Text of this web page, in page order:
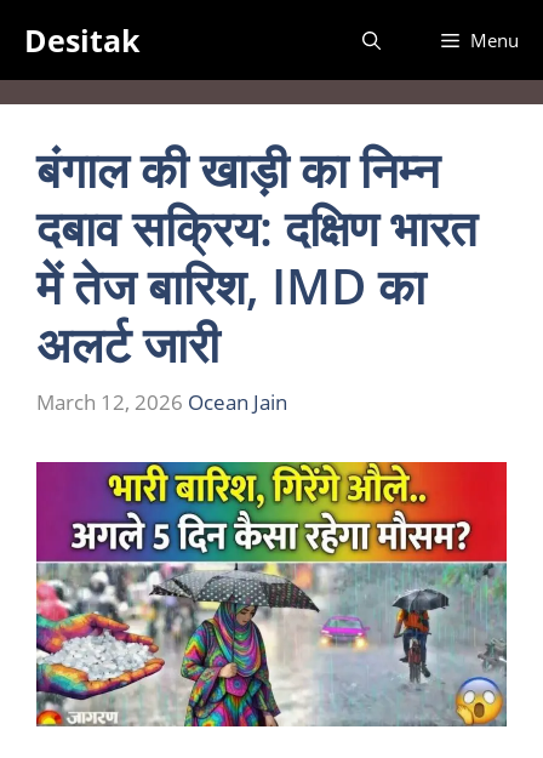
content
Desitak Menu
बंगाल की खाड़ी का निम्न
दबाव सक्रिय: दक्षिण भारत
में तेज बारिश, IMD का
अलर्ट जारी
March 12, 2026 Ocean Jain